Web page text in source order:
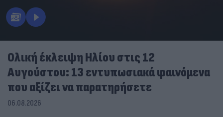
Ολική έκλειψη Ηλίου στις 12
Αυγούστου: 13 εντυπωσιακά φαινόμενα
που αξίζει να παρατηρήσετε
06.08.2026